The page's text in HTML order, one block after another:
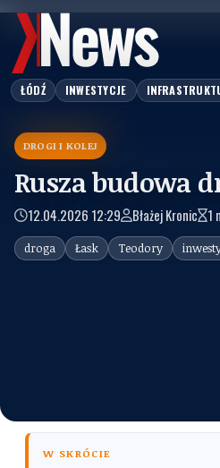
ŁÓDŹ INWESTYCJE
DROGI I KOLEJ
Rusza budowa
12.04.2026 12:29 Błażej Kronic 1
droga Łask Teodory
W SKRÓCIE